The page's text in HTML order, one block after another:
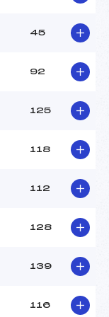
45
92
125
118
112
128
139
116